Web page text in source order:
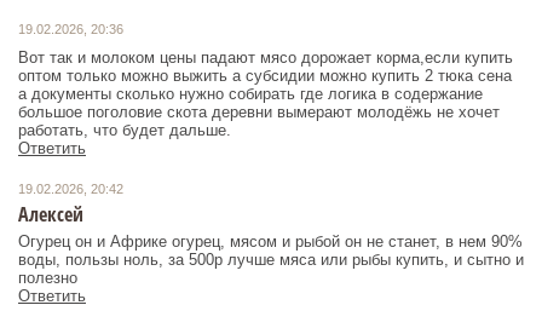
19.02.2026, 20:36
Вот так и молоком цены падают мясо дорожает корма,если купить
оптом только можно выжить а субсидии можно купить 2 тюка сена
а документы сколько нужно собирать где логика в содержание
большое поголовие скота деревни вымерают молодёжь не хочет
работать, что будет дальше.
Ответить
19.02.2026, 20:42
Алексей
Огурец он и Африке огурец, мясом и рыбой он не станет, в нем 90%
воды, пользы ноль, за 500р лучше мяса или рыбы купить, и сытно и
полезно
Ответить